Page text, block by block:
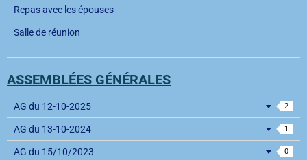
Repas avec les épouses
Salle de réunion
ASSEMBLÉES GÉNÉRALES
AG du 12-10-2025 2
AG du 13-10-2024 1
AG du 15/10/2023 0